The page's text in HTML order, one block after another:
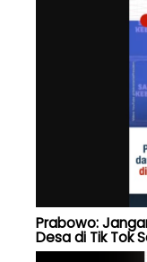
Prabowo:
Desa di Tik Tok